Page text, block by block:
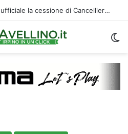
Calciomercato Avellino, ufficiale la cessione di Cancellieri allo Spezia: i dettagli